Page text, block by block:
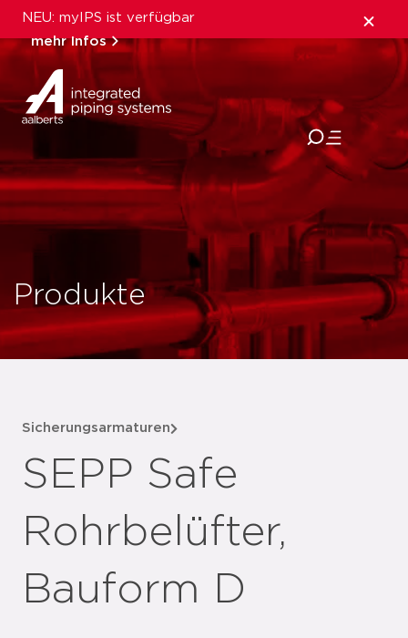
NEU: myIPS ist verfügbar
mehr Infos
schließen
Produkte
Sicherungsarmaturen
SEPP Safe
Rohrbelüfter,
Bauform D